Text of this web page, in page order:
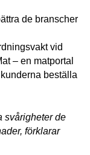
de branscher
vid
– en matportal
beställa
svårigheter de
förklarar